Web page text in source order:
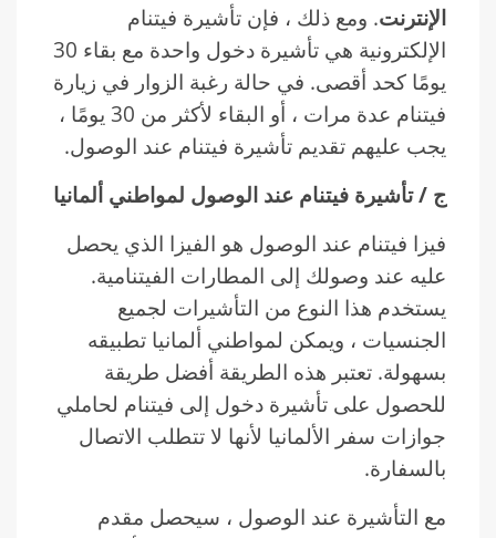
الإنترنت. ومع ذلك ، فإن تأشيرة فيتنام
الإلكترونية هي تأشيرة دخول واحدة مع بقاء 30
يومًا كحد أقصى. في حالة رغبة الزوار في زيارة
فيتنام عدة مرات ، أو البقاء لأكثر من 30 يومًا ،
يجب عليهم تقديم تأشيرة فيتنام عند الوصول.
ج / تأشيرة فيتنام عند الوصول لمواطني ألمانيا
فيزا فيتنام عند الوصول هو الفيزا الذي يحصل
عليه عند وصولك إلى المطارات الفيتنامية.
يستخدم هذا النوع من التأشيرات لجميع
الجنسيات ، ويمكن لمواطني ألمانيا تطبيقه
بسهولة. تعتبر هذه الطريقة أفضل طريقة
للحصول على تأشيرة دخول إلى فيتنام لحاملي
جوازات سفر الألمانيا لأنها لا تتطلب الاتصال
بالسفارة.
مع التأشيرة عند الوصول ، سيحصل مقدم